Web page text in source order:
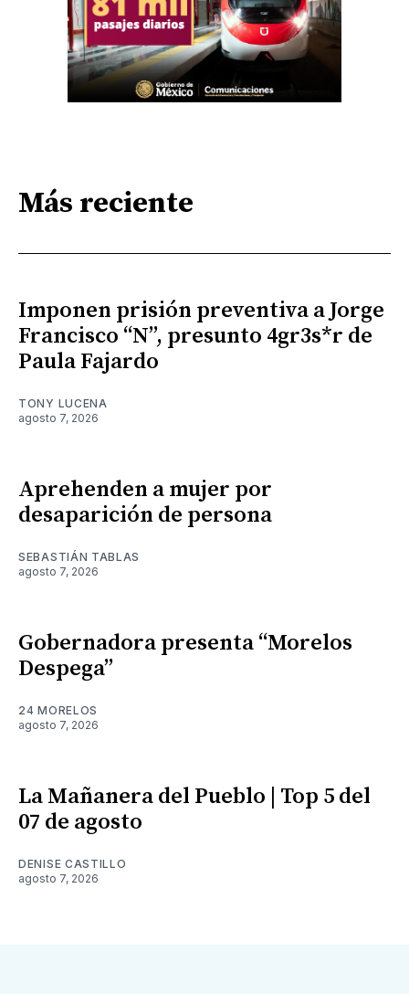
Más reciente
Imponen prisión preventiva a Jorge
Francisco “N”, presunto 4gr3s*r de
Paula Fajardo
TONY LUCENA
agosto 7, 2026
Aprehenden a mujer por
desaparición de persona
SEBASTIÁN TABLAS
agosto 7, 2026
Gobernadora presenta “Morelos
Despega”
24 MORELOS
agosto 7, 2026
La Mañanera del Pueblo | Top 5 del
07 de agosto
DENISE CASTILLO
agosto 7, 2026